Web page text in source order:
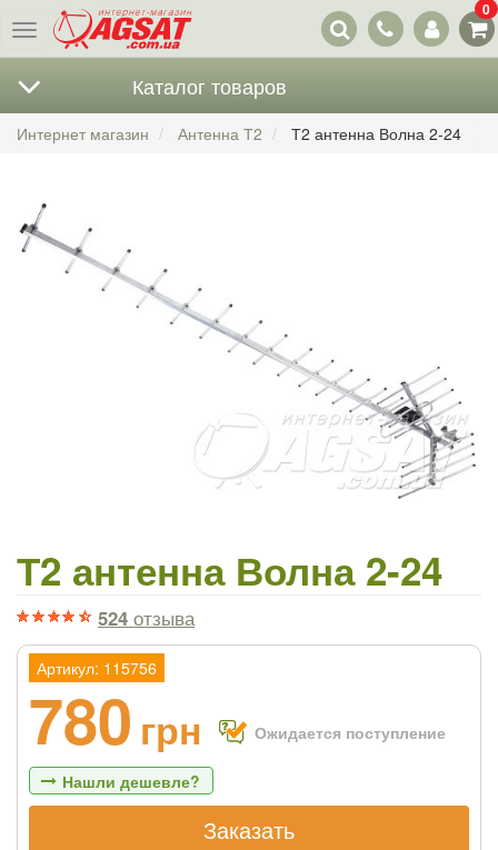
Меню
Наши
контакты
0
Каталог товаров
Интернет магазин Антенна Т2 Т2 антенна Волна 2-24
Т2 антенна Волна 2-24
524 отзыва
Артикул: 115756
780 грн Ожидается поступление
Нашли дешевле?
Заказать